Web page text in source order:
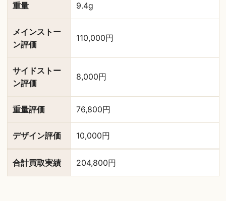
重量 9.4g
メインストー
ン評価
110,000円
サイドストー
ン評価
8,000円
重量評価 76,800円
デザイン評価 10,000円
合計買取実績 204,800円